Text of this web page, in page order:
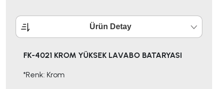
Ürün Detay
FK-4021 KROM YÜKSEK LAVABO BATARYASI
*Renk: Krom